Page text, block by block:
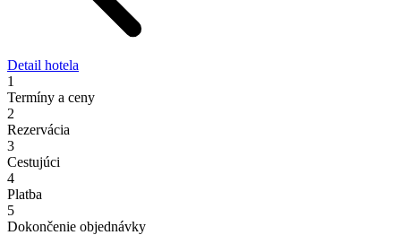
Detail hotela
1
Termíny a ceny
2
Rezervácia
3
Cestujúci
4
Platba
5
Dokončenie objednávky